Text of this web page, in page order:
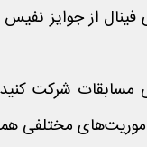
از جوایز
مسابقات شرکت
مختلفی